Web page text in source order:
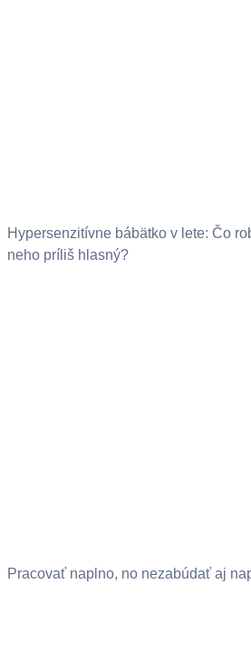
Hypersenzitívne bábätko v lete: Čo
neho príliš hlasný?
Pracovať naplno, no nezabúdať aj